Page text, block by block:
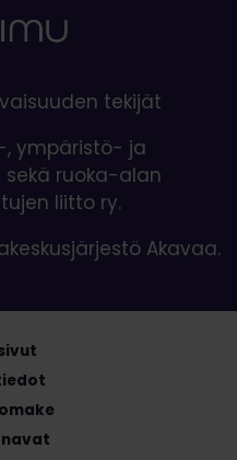
tekijät
, ympäristö- ja
ruoka-alan
liitto ry.
Akavaa.